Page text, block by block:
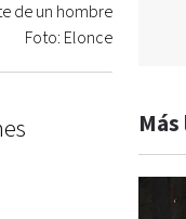
de un hombre
Foto: Elonce